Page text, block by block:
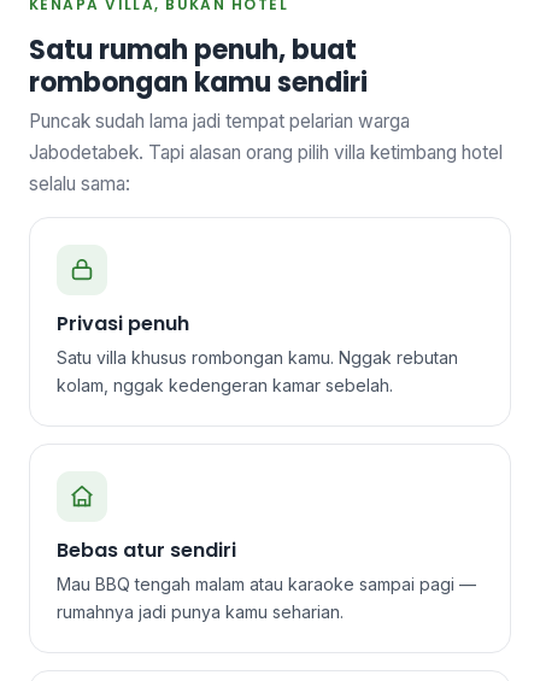
Satu rumah penuh, buat
rombongan kamu sendiri
Puncak sudah lama jadi tempat pelarian warga
Jabodetabek. Tapi alasan orang pilih villa ketimbang hotel
selalu sama:
Privasi penuh
Satu villa khusus rombongan kamu. Nggak rebutan
kolam, nggak kedengeran kamar sebelah.
Bebas atur sendiri
Mau BBQ tengah malam atau karaoke sampai pagi —
rumahnya jadi punya kamu seharian.